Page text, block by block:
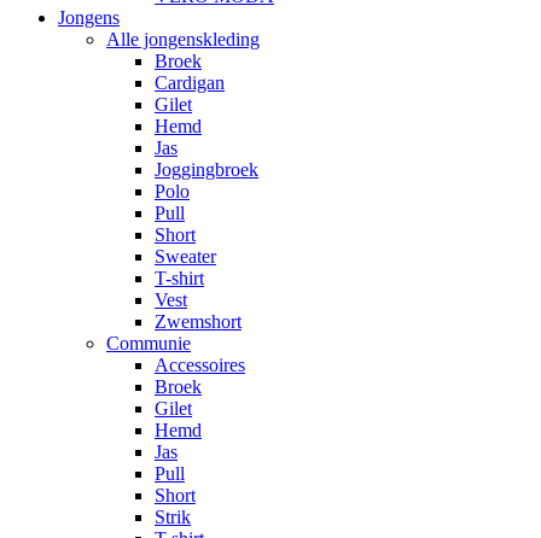
Jongens
Alle jongenskleding
Broek
Cardigan
Gilet
Hemd
Jas
Joggingbroek
Polo
Pull
Short
Sweater
T-shirt
Vest
Zwemshort
Communie
Accessoires
Broek
Gilet
Hemd
Jas
Pull
Short
Strik